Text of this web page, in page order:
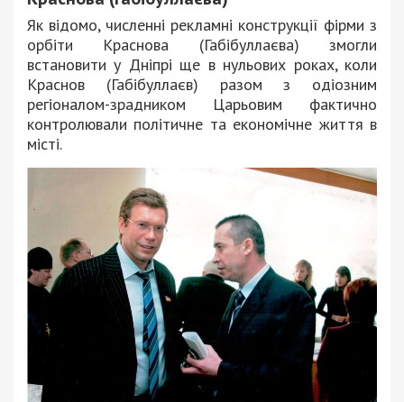
Як відомо, численні рекламні конструкції фірми з
орбіти Краснова (Габібуллаєва) змогли
встановити у Дніпрі ще в нульових роках, коли
Краснов (Габібуллаєв) разом з одіозним
регіоналом-зрадником Царьовим фактично
контролювали політичне та економічне життя в
місті.